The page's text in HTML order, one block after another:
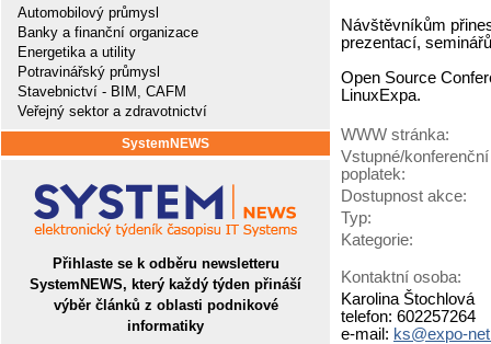
Automobilový průmysl
Banky a finanční organizace
Energetika a utility
Potravinářský průmysl
Stavebnictví - BIM, CAFM
Veřejný sektor a zdravotnictví
SystemNEWS
Přihlaste se k odběru newsletteru
SystemNEWS, který každý týden přináší
výběr článků z oblasti podnikové
informatiky
Návštěvníkům
prezentací,
Open Source
LinuxExpa.
WWW stránka:
Vstupné/konferenční
poplatek:
Dostupnost akce:
Typ:
Kategorie:
Kontaktní osoba:
Karolina Štochlová
telefon: 602257264
e-mail: ks@expo-